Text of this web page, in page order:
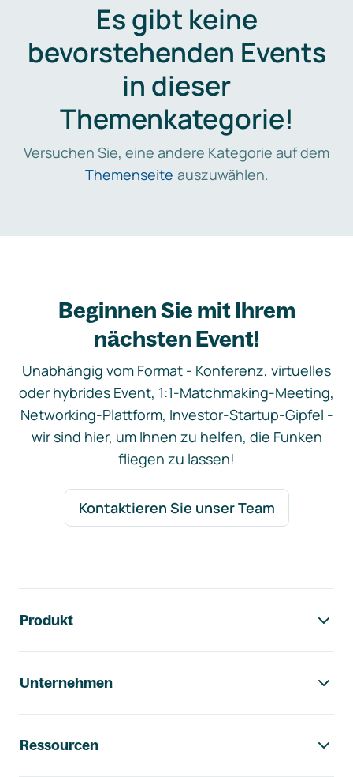
Es gibt keine
bevorstehenden Events
in dieser
Themenkategorie!
Versuchen Sie, eine andere Kategorie auf dem
Themenseite auszuwählen.
Beginnen Sie mit Ihrem
nächsten Event!
Unabhängig vom Format - Konferenz, virtuelles
oder hybrides Event, 1:1-Matchmaking-Meeting,
Networking-Plattform, Investor-Startup-Gipfel -
wir sind hier, um Ihnen zu helfen, die Funken
fliegen zu lassen!
Kontaktieren Sie unser Team
Produkt
Unternehmen
Ressourcen